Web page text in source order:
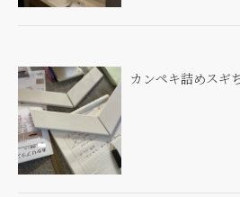
カンペキ詰めスギ